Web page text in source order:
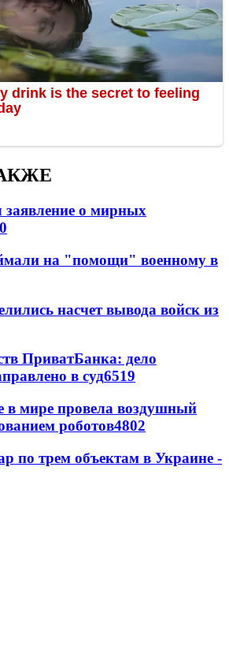
заявление о мирных
на "помощи" военному в
насчет вывода войск из
ПриватБанка: дело
в суд6519
в мире провела воздушный
роботов4802
по трем объектам в Украине -